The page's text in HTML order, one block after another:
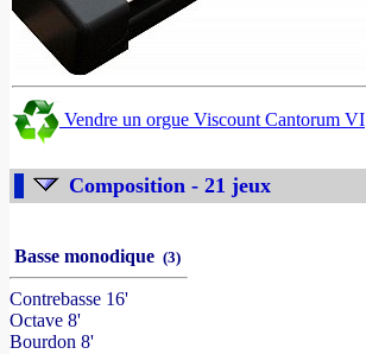
Vendre un orgue Viscount Cantorum VI
Composition - 21 jeux
Basse monodique (3)
Contrebasse 16'
Octave 8'
Bourdon 8'